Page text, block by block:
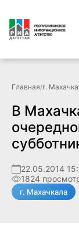
Главная/г.
В
22.05.2014
1824
г. Махачкала